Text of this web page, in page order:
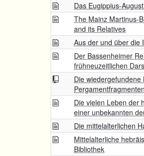
Das Eugippius-
The Mainz Martinus-
and its Relatives
Aus der und über die
Der Bassenheimer
frühneuzeitlichen
Die
Die vielen Leben der
einer unbekannten
Die mittelalterlichen
Mittelalterliche
Bibliothek